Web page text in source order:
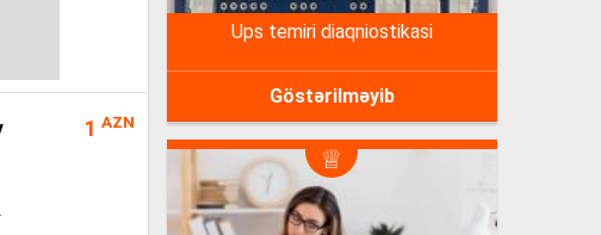
ups temiri diaqniostikasi
Göstərilməyib
1 AZN